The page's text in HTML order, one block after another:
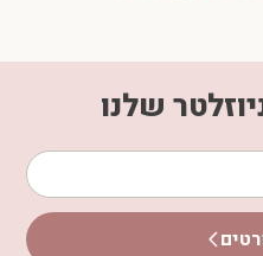
שלנו